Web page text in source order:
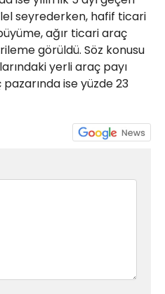
seyrederken, hafif ticari
ağır ticari araç
görüldü. Söz konusu
yerli araç payı
ise yüzde 23